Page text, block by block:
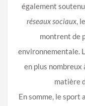
également
réseaux sociaux,
montrent de
environnementale.
en plus nombreux
matière
En somme, le sport